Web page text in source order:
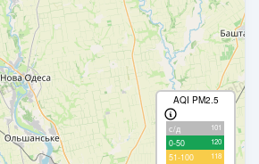
AQI PM2.5
с/д 101
0-50 120
51-100 118